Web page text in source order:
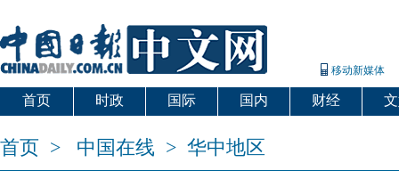
移动新媒体
首页 时政 国际 国内 财经
首页 > 中国在线 > 华中地区